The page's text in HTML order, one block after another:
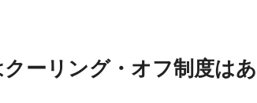
ーリング・オフ制度は